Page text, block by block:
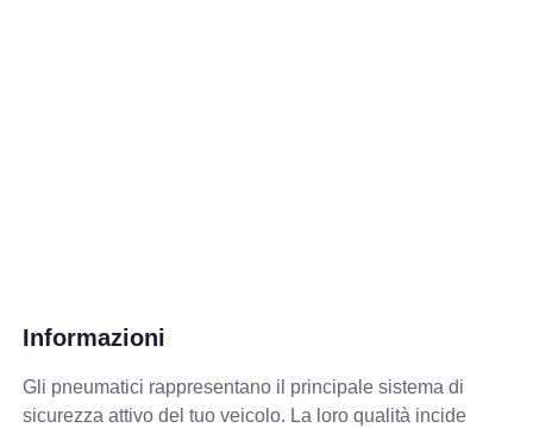
Informazioni
Gli pneumatici rappresentano il principale sistema di
sicurezza attivo del tuo veicolo. La loro qualità incide